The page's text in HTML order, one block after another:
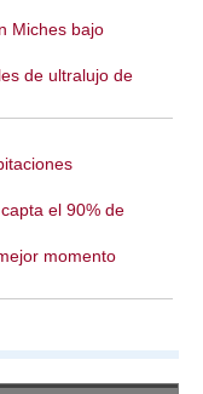
Miches bajo
de ultralujo de
el 90% de
momento